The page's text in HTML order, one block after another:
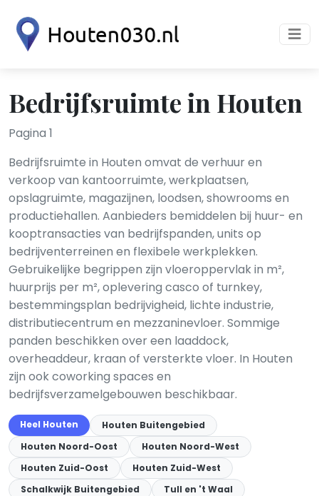
Bedrijfsruimte in Houten
Pagina 1
Bedrijfsruimte in Houten omvat de verhuur en
verkoop van kantoorruimte, werkplaatsen,
opslagruimte, magazijnen, loodsen, showrooms en
productiehallen. Aanbieders bemiddelen bij huur- en
kooptransacties van bedrijfspanden, units op
bedrijventerreinen en flexibele werkplekken.
Gebruikelijke begrippen zijn vloeroppervlak in m²,
huurprijs per m², oplevering casco of turnkey,
bestemmingsplan bedrijvigheid, lichte industrie,
distributiecentrum en mezzaninevloer. Sommige
panden beschikken over een laaddock,
overheaddeur, kraan of versterkte vloer. In Houten
zijn ook coworking spaces en
bedrijfsverzamelgebouwen beschikbaar.
Heel Houten
Houten Buitengebied
Houten Noord-Oost
Houten Noord-West
Houten Zuid-Oost
Houten Zuid-West
Schalkwijk Buitengebied
Tull en 't Waal